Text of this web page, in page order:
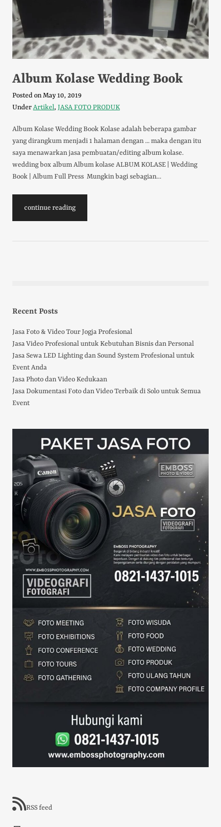
Album Kolase Wedding Book
Posted onMay 10, 2019
UnderArtikel, JASA FOTO PRODUK
Album Kolase Wedding Book Kolase adalah beberapa gambar
yang dirangkum menjadi 1 halaman dengan ... maka dengan itu
saya menawarkan jasa pembuatan/editing album kolase.
wedding box album Album kolase ALBUM KOLASE | Wedding
Book | Album Full Press Mungkin bagi sebagian…
continue reading
Recent Posts
Jasa Foto & Video Tour Jogja Profesional
Jasa Video Profesional untuk Kebutuhan Bisnis dan Personal
Jasa Sewa LED Lighting dan Sound System Profesional untuk
Event Anda
Jasa Photo dan Video Kedukaan
Jasa Dokumentasi Foto dan Video Terbaik di Solo untuk Semua
Event
RSS feed